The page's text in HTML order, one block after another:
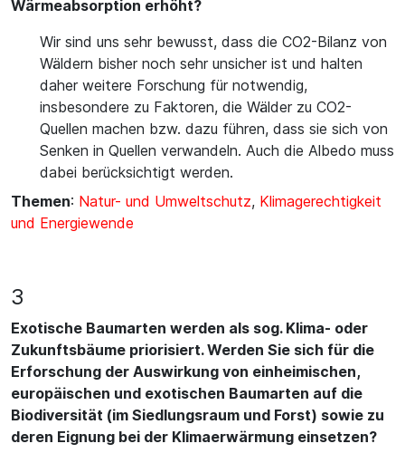
Wärmeabsorption erhöht?
Wir sind uns sehr bewusst, dass die CO2-Bilanz von
Wäldern bisher noch sehr unsicher ist und halten
daher weitere Forschung für notwendig,
insbesondere zu Faktoren, die Wälder zu CO2-
Quellen machen bzw. dazu führen, dass sie sich von
Senken in Quellen verwandeln. Auch die Albedo muss
dabei berücksichtigt werden.
Themen: Natur- und Umweltschutz, Klimagerechtigkeit
und Energiewende
3
Exotische Baumarten werden als sog. Klima- oder
Zukunftsbäume priorisiert. Werden Sie sich für die
Erforschung der Auswirkung von einheimischen,
europäischen und exotischen Baumarten auf die
Biodiversität (im Siedlungsraum und Forst) sowie zu
deren Eignung bei der Klimaerwärmung einsetzen?